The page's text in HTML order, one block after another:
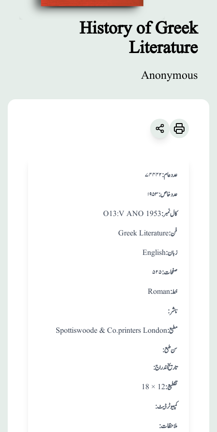
History of Greek
Literature
Anonymous
۷۴۴۴۲:عدد عام
۱۹۵۳:عدد خاص
O13:V ANO 1953 :کال نمبر
Greek Literature :فن
English:زبان
۵۲۵:صفحات
Roman:خط
:ناشر
Spottiswoode & Co.printers London:مطبع
: سن طبع
: تاريخ اندراج
18 × 12 :تقطيع
:کمپیوٹر ڈیٹ
:ملاحظات